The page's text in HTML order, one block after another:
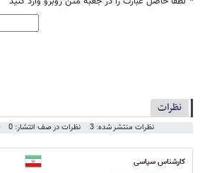
نظرات
نظرات منتشر شده: 3 نظرات در صف انتشار: 0
کارشناس سیاسی